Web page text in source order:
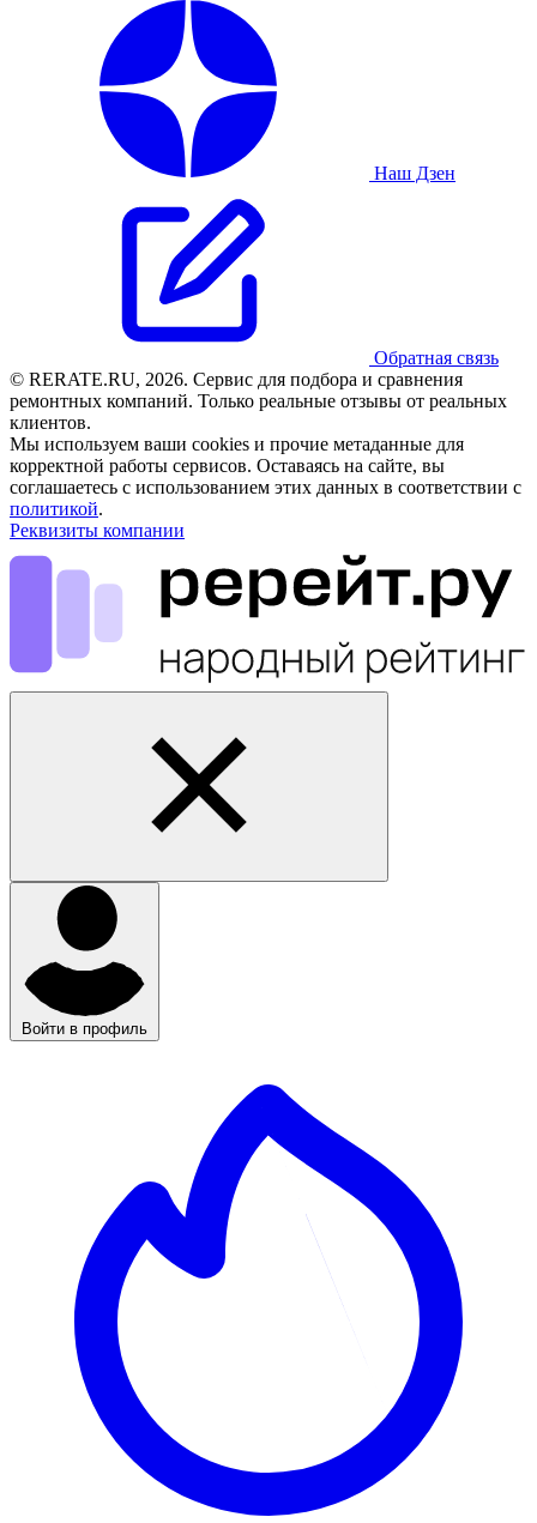
Наш Дзен
Обратная связь
© RERATE.RU, 2026. Сервис для подбора и сравнения
ремонтных компаний. Только реальные отзывы от реальных
клиентов.
Мы используем ваши cookies и прочие метаданные для
корректной работы сервисов. Оставаясь на сайте, вы
соглашаетесь с использованием этих данных в соответствии с
политикой.
Реквизиты компании
Войти в профиль